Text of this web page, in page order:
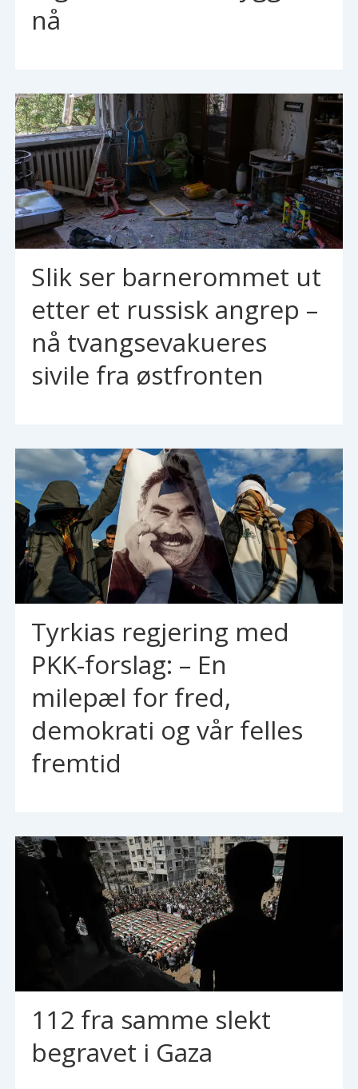
nå
Slik ser barnerommet ut
etter et russisk angrep –
nå tvangsevakueres
sivile fra østfronten
Tyrkias regjering med
PKK-forslag: – En
milepæl for fred,
demokrati og vår felles
fremtid
112 fra samme slekt
begravet i Gaza